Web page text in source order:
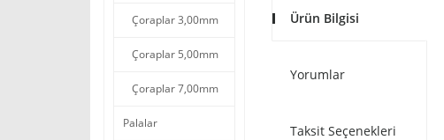
Çoraplar 3,00mm
Çoraplar 5,00mm
Çoraplar 7,00mm
Palalar
Ürün Bilgisi
Yorumlar
Taksit Seçenekleri